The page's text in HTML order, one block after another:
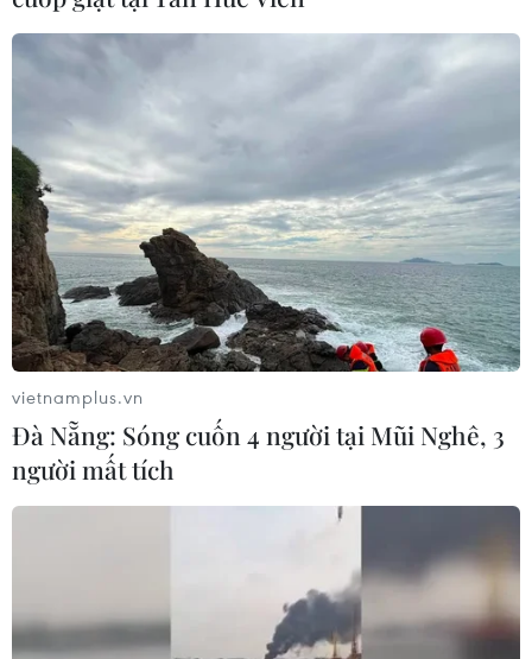
vietnamplus.vn
Đà Nẵng: Sóng cuốn 4 người tại Mũi Nghê, 3
người mất tích